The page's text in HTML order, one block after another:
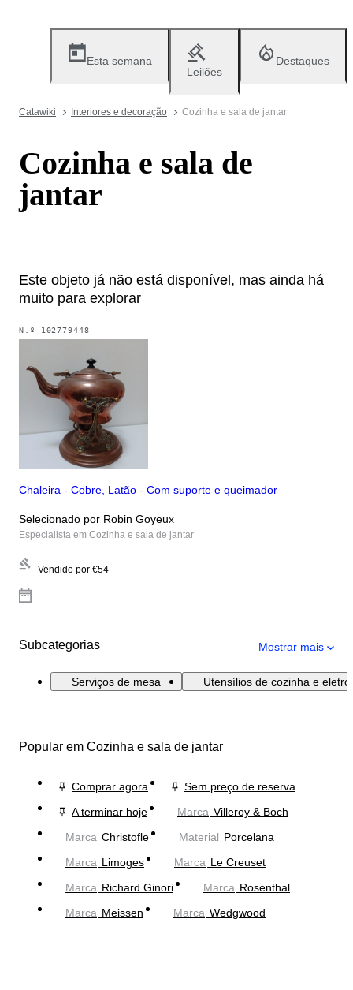
Esta semana
Leilões
Destaques
Catawiki Interiores e decoração Cozinha e sala de jantar
Cozinha e sala de
jantar
Este objeto já não está disponível, mas ainda há
muito para explorar
N.º 102779448
Chaleira - Cobre, Latão - Com suporte e queimador
Selecionado por Robin Goyeux
Especialista em Cozinha e sala de jantar
Vendido por €54
Subcategorias Mostrar mais
Serviços de mesa Utensílios de cozinha e
Popular em Cozinha e sala de jantar
Comprar agora
Sem preço de reserva
A terminar hoje
Marca Villeroy & Boch
Marca Christofle Material Porcelana
Marca Limoges Marca Le Creuset
Marca Richard Ginori Marca Rosenthal
Marca Meissen Marca Wedgwood